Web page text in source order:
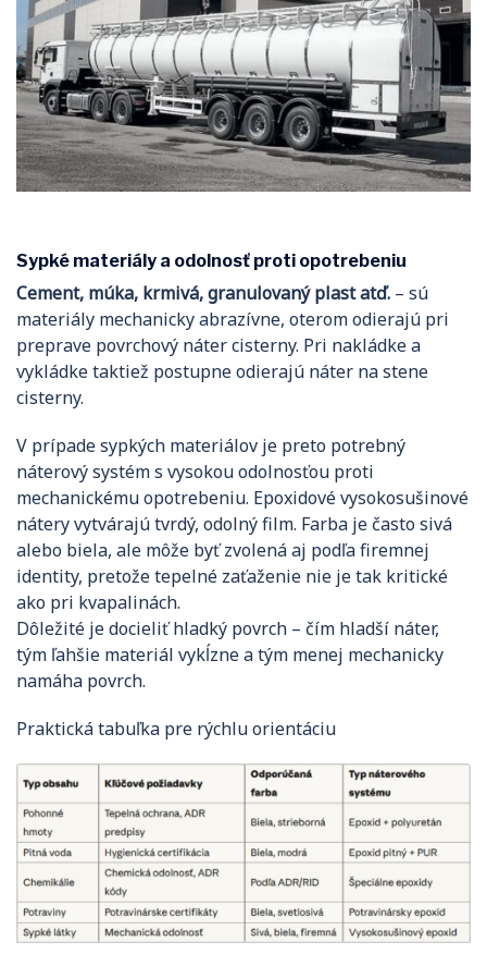
Sypké materiály a odolnosť proti opotrebeniu
Cement, múka, krmivá, granulovaný plast atď. – sú
materiály mechanicky abrazívne, oterom odierajú pri
preprave povrchový náter cisterny. Pri nakládke a
vykládke taktiež postupne odierajú náter na stene
cisterny.
V prípade sypkých materiálov je preto potrebný
náterový systém s vysokou odolnosťou proti
mechanickému opotrebeniu. Epoxidové vysokosušinové
nátery vytvárajú tvrdý, odolný film. Farba je často sivá
alebo biela, ale môže byť zvolená aj podľa firemnej
identity, pretože tepelné zaťaženie nie je tak kritické
ako pri kvapalinách.
Dôležité je docieliť hladký povrch – čím hladší náter,
tým ľahšie materiál vykĺzne a tým menej mechanicky
namáha povrch.
Praktická tabuľka pre rýchlu orientáciu